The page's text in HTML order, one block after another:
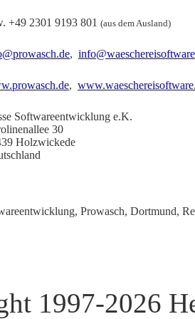
+49 2301 9193 801 (aus dem Ausland)
,
,
Softwareentwicklung e.K.
30
Holzwickede
Prowasch, Dortmund,
1997-2026